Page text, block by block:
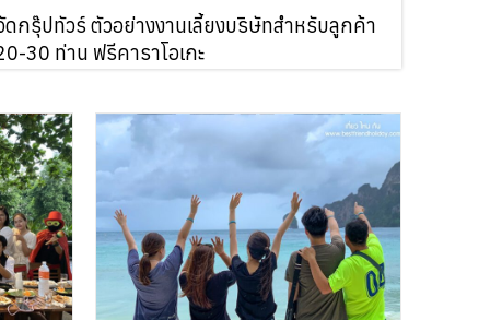
ดกรุ๊ปทัวร์ ตัวอย่างงานเลี้ยงบริษัทสำหรับลูกค้า
30 ท่าน ฟรีคาราโอเกะ